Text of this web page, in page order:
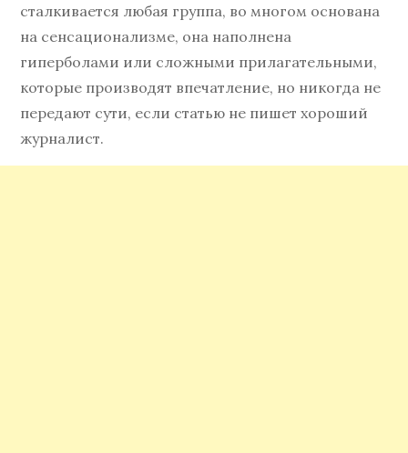
сталкивается любая группа, во многом основана
на сенсационализме, она наполнена
гиперболами или сложными прилагательными,
которые производят впечатление, но никогда не
передают сути, если статью не пишет хороший
журналист.